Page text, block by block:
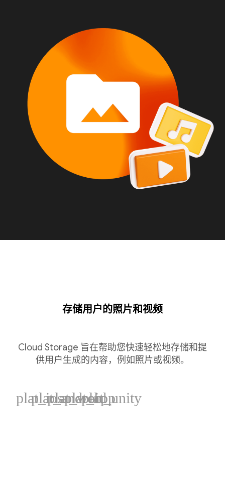
存储用户的照片和视频
Cloud Storage 旨在帮助您快速轻松地存储和提
供用户生成的内容，例如照片或视频。
plat_ios
plat_android
plat_web
plat_cpp
plat_unity